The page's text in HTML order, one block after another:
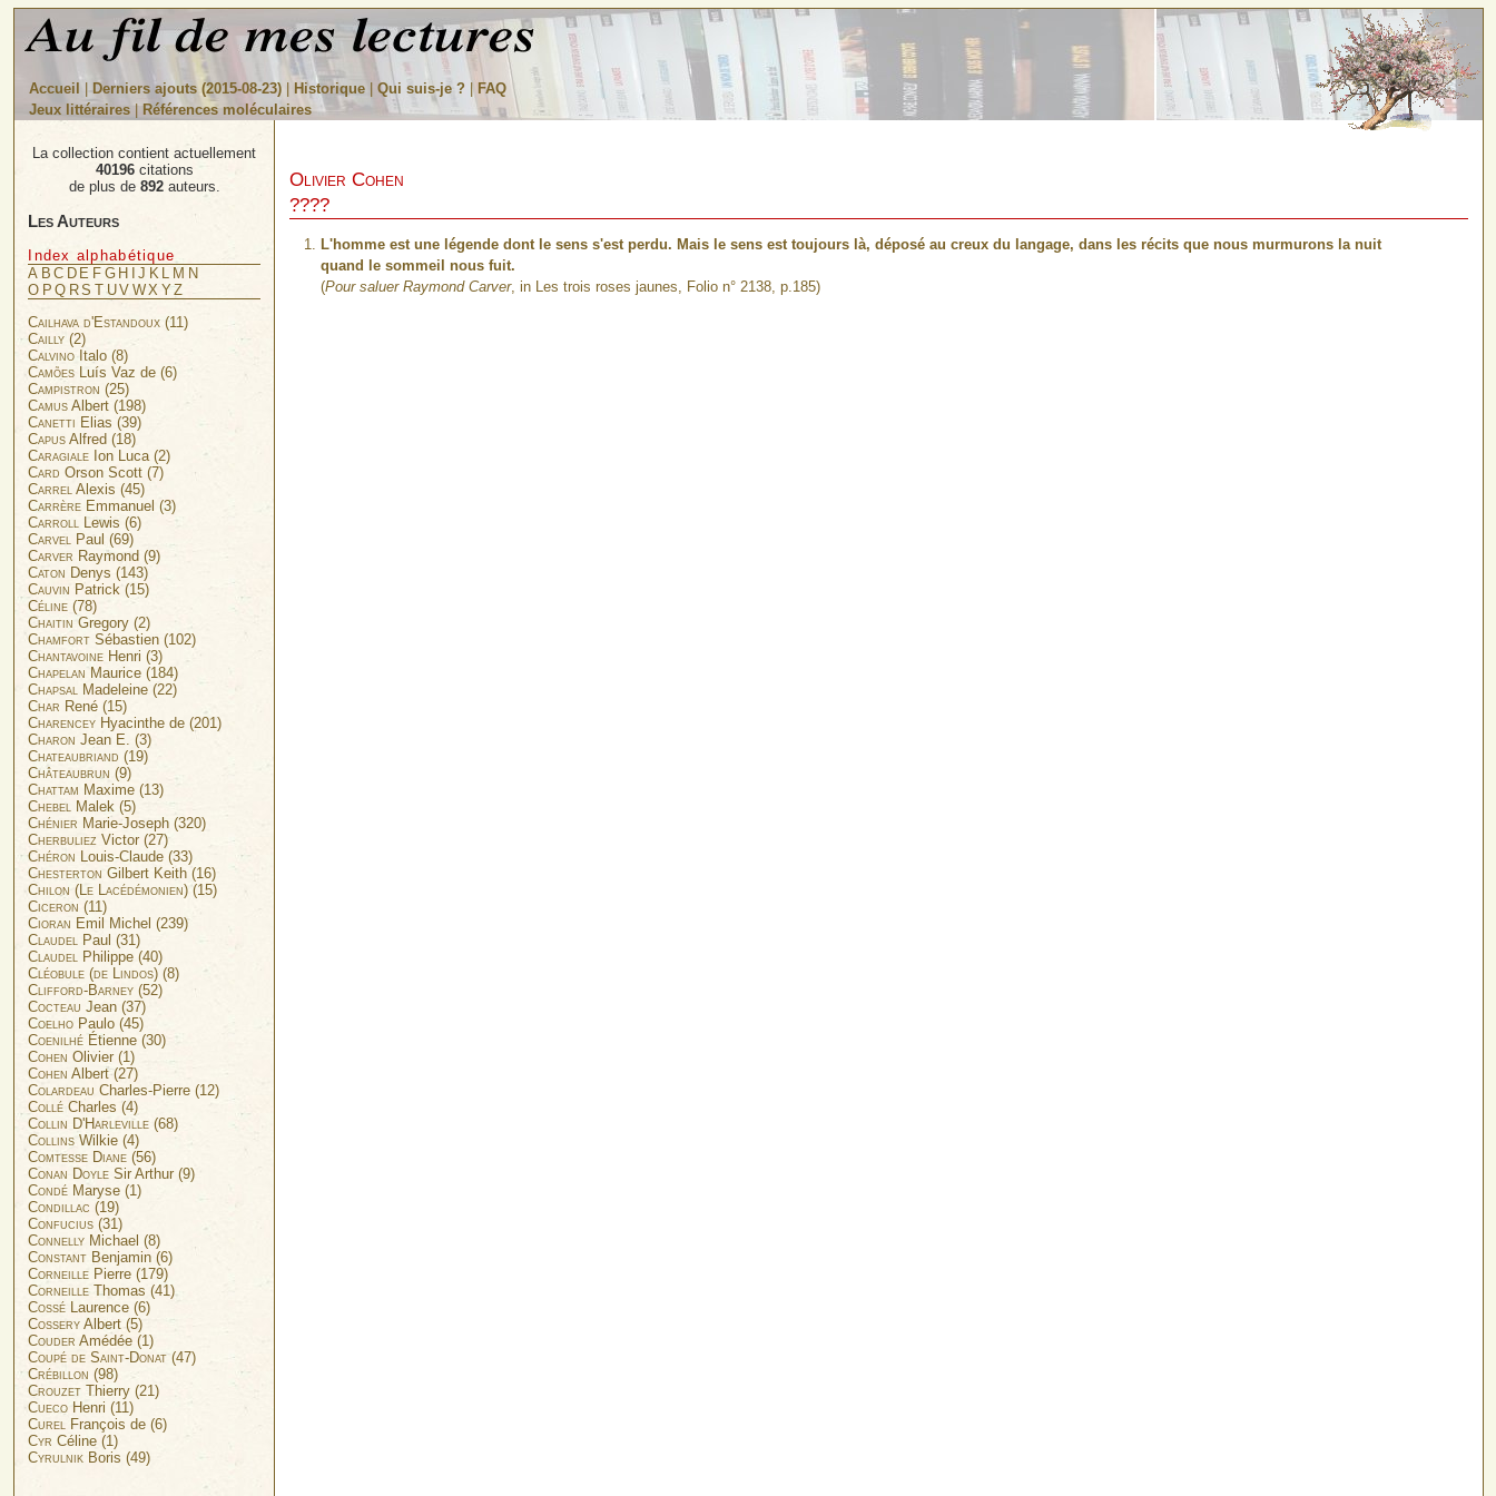
Accueil | Derniers ajouts (2015-08-23) | Historique| Qui suis-je ? | FAQ
Jeux littéraires| Références moléculaires
Olivier Cohen
????
L'homme est une légende dont le sens s'est perdu. Mais le sens est toujours là, déposé au creux du langage, dans les récits que nous murmurons la nuit
quand le sommeil nous fuit.
(Pour saluer Raymond Carver, in Les trois roses jaunes, Folio n° 2138, p.185)
La collection contient actuellement
40196citations
de plus de 892auteurs.
Les Auteurs
Index alphabétique
A BC D E F G H IJ K L M N
O PQ RST UV WX YZ
Cailhava d'Estandoux (11)
Cailly (2)
CalvinoItalo (8)
Camões Luís Vaz de (6)
Campistron (25)
Camus Albert (198)
Canetti Elias (39)
Capus Alfred (18)
Caragiale Ion Luca (2)
Card Orson Scott (7)
Carrel Alexis (45)
Carrère Emmanuel (3)
Carroll
Lewis (6)
Carvel Paul (69)
Carver Raymond (9)
Caton Denys (143)
Cauvin Patrick (15)
Céline (78)
Chaitin Gregory (2)
Chamfort Sébastien (102)
Chantavoine Henri (3)
Chapelan Maurice (184)
Chapsal Madeleine (22)
Char René (15)
Charencey Hyacinthe de (201)
Charon Jean E. (3)
Chateaubriand (19)
Châteaubrun (9)
Chattam Maxime (13)
Chebel Malek (5)
Chénier Marie-Joseph (320)
Cherbuliez Victor (27)
Chéron Louis-Claude (33)
Chesterton Gilbert Keith (16)
Chilon (Le Lacédémonien) (15)
Ciceron (11)
Cioran Emil Michel (239)
Claudel Paul (31)
Claudel Philippe (40)
Cléobule (de Lindos) (8)
Clifford-Barney (52)
Cocteau Jean (37)
Coelho Paulo (45)
Coenilhé Étienne (30)
Cohen Olivier (1)
Cohen Albert (27)
Colardeau Charles-Pierre (12)
Collé Charles (4)
Collin D'Harleville (68)
Collins Wilkie (4)
Comtesse Diane (56)
Conan Doyle Sir Arthur (9)
Condé Maryse (1)
Condillac (19)
Confucius (31)
Connelly Michael (8)
Constant Benjamin (6)
Corneille Pierre (179)
Corneille Thomas (41)
Cossé Laurence (6)
Cossery Albert (5)
Couder Amédée (1)
Coupé de Saint-Donat (47)
Crébillon (98)
Crouzet Thierry (21)
Cueco Henri (11)
Curel François de (6)
Cyr Céline (1)
Cyrulnik Boris (49)